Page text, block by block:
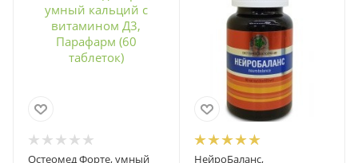
Остеомед Форте, умный НейроБаланс,